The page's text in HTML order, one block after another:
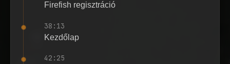
Firefish regisztráció
38:13
Kezdőlap
42:25